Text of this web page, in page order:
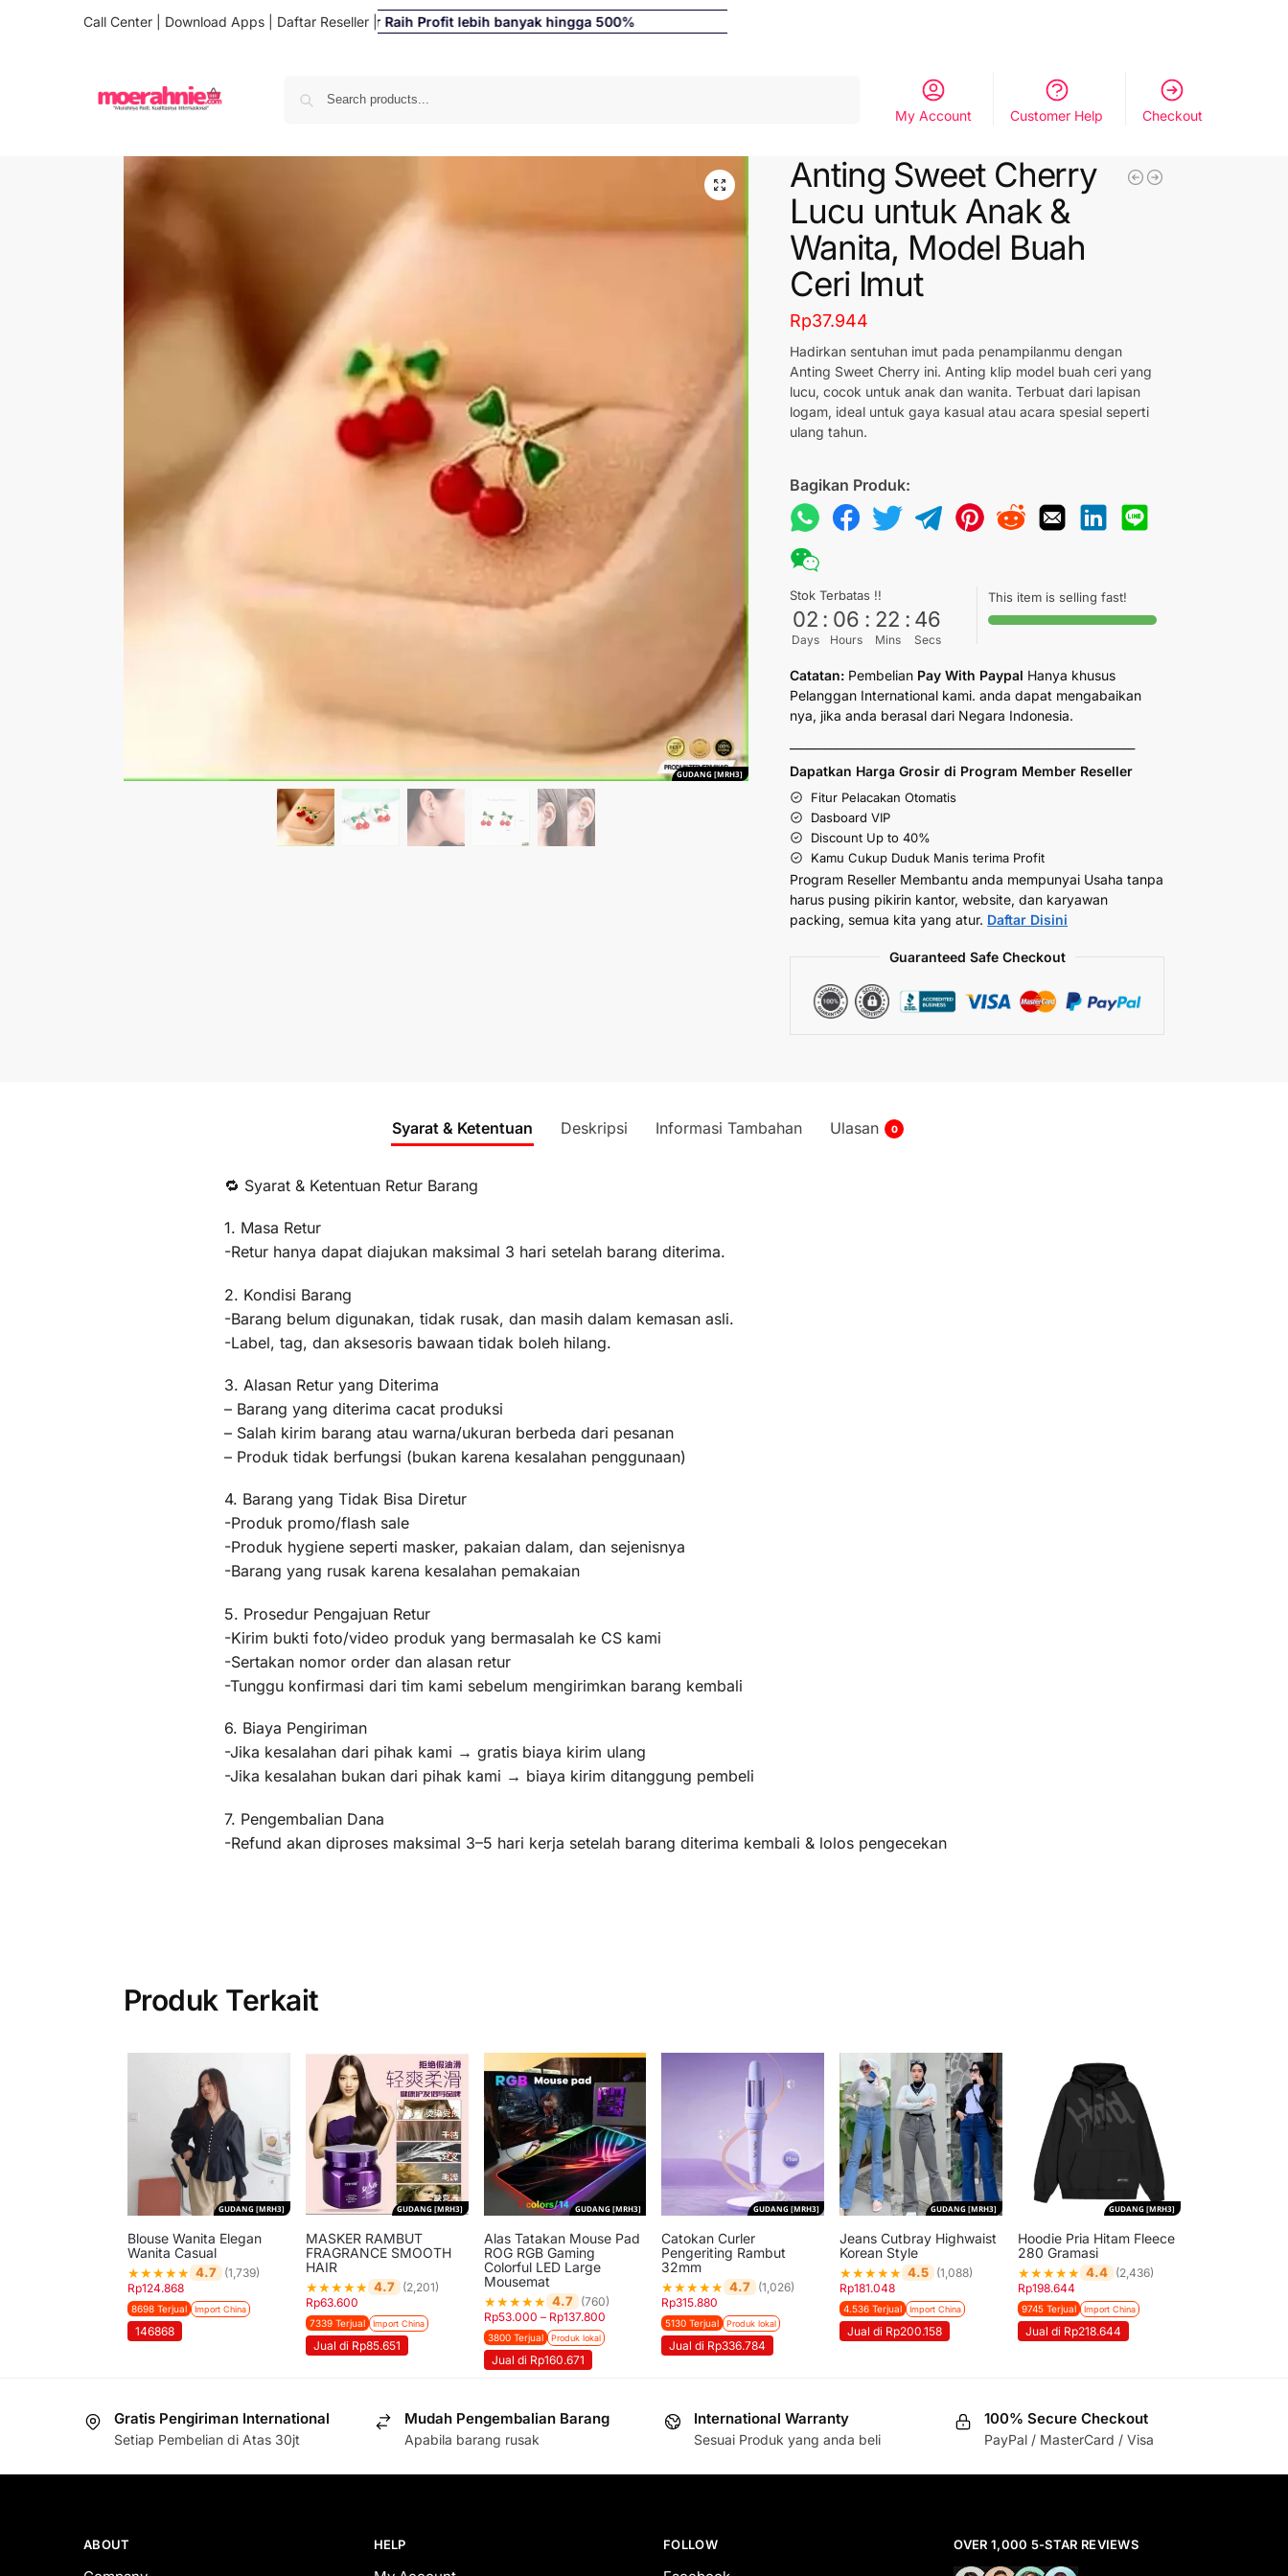
Call Center Download Apps Daftar Reseller
Daftar Reseller Raih Profit lebih banyak hingga 500%
My Account Customer Help Checkout
GUDANG [MRH3]
Anting Sweet Cherry
Lucu untuk Anak &
Wanita, Model Buah
Ceri Imut
Rp37.944
Hadirkan sentuhan imut pada penampilanmu dengan
Anting Sweet Cherry ini. Anting klip model buah ceri yang
lucu, cocok untuk anak dan wanita. Terbuat dari lapisan
logam, ideal untuk gaya kasual atau acara spesial seperti
ulang tahun.
Bagikan Produk:
Stok Terbatas !!
02
Days
: 06
Hours
: 22
Mins
: 45
Secs
This item is selling fast!
Catatan: Pembelian Pay With Paypal Hanya khusus
Pelanggan International kami. anda dapat mengabaikan
nya, jika anda berasal dari Negara Indonesia.
Dapatkan Harga Grosir di Program Member Reseller
Fitur Pelacakan Otomatis
Dasboard VIP
Discount Up to 40%
Kamu Cukup Duduk Manis terima Profit
Program Reseller Membantu anda mempunyai Usaha tanpa
harus pusing pikirin kantor, website, dan karyawan
packing, semua kita yang atur. Daftar Disini
Guaranteed Safe Checkout
Syarat & Ketentuan Deskripsi Informasi Tambahan Ulasan 0
🔁 Syarat & Ketentuan Retur Barang
1. Masa Retur
-Retur hanya dapat diajukan maksimal 3 hari setelah barang diterima.
2. Kondisi Barang
-Barang belum digunakan, tidak rusak, dan masih dalam kemasan asli.
-Label, tag, dan aksesoris bawaan tidak boleh hilang.
3. Alasan Retur yang Diterima
– Barang yang diterima cacat produksi
– Salah kirim barang atau warna/ukuran berbeda dari pesanan
– Produk tidak berfungsi (bukan karena kesalahan penggunaan)
4. Barang yang Tidak Bisa Diretur
-Produk promo/flash sale
-Produk hygiene seperti masker, pakaian dalam, dan sejenisnya
-Barang yang rusak karena kesalahan pemakaian
5. Prosedur Pengajuan Retur
-Kirim bukti foto/video produk yang bermasalah ke CS kami
-Sertakan nomor order dan alasan retur
-Tunggu konfirmasi dari tim kami sebelum mengirimkan barang kembali
6. Biaya Pengiriman
-Jika kesalahan dari pihak kami → gratis biaya kirim ulang
-Jika kesalahan bukan dari pihak kami → biaya kirim ditanggung pembeli
7. Pengembalian Dana
-Refund akan diproses maksimal 3–5 hari kerja setelah barang diterima kembali & lolos pengecekan
Produk Terkait
GUDANG [MRH3]
Blouse Wanita Elegan
Wanita Casual
★★★★★ 4.7
(1,739)
Rp124.868
8698 Terjual Import China
146868
GUDANG [MRH3]
MASKER RAMBUT
FRAGRANCE SMOOTH
HAIR
★★★★★ 4.7
(2,201)
Rp63.600
7339 Terjual Import China
Jual di Rp85.651
GUDANG [MRH3]
Alas Tatakan Mouse Pad
ROG RGB Gaming
Colorful LED Large
Mousemat
★★★★★ 4.7
(760)
Rp53.000 – Rp137.800
3800 Terjual Produk lokal
Jual di Rp160.671
GUDANG [MRH3]
Catokan Curler
Pengeriting Rambut
32mm
★★★★★ 4.7 (1,026)
Rp315.880
5130 Terjual Produk lokal
Jual di Rp336.784
GUDANG [MRH3]
Jeans Cutbray Highwaist
Korean Style
★★★★★ 4.5 (1,088)
Rp181.048
4.536 Terjual Import China
Jual di Rp200.158
GUDANG [MRH3]
Hoodie Pria Hitam Fleece
280 Gramasi
★★★★★ 4.4
(2,436)
Rp198.644
9745 Terjual Import China
Jual di Rp218.644
Gratis Pengiriman International
Setiap Pembelian di Atas 30jt
Mudah Pengembalian Barang
Apabila barang rusak
International Warranty
Sesuai Produk yang anda beli
100% Secure Checkout
PayPal / MasterCard / Visa
ABOUT HELP FOLLOW OVER 1,000 5-STAR REVIEWS